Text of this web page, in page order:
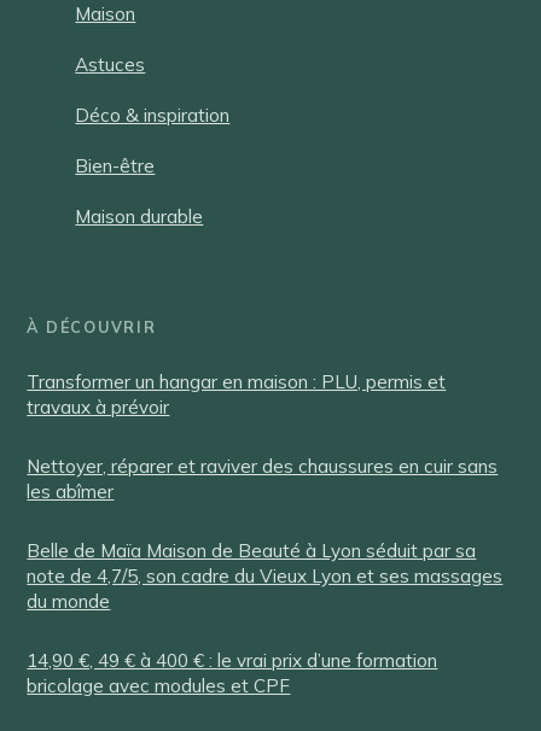
Maison
Astuces
Déco & inspiration
Bien-être
Maison durable
À DÉCOUVRIR
Transformer un hangar en maison : PLU, permis et
travaux à prévoir
Nettoyer, réparer et raviver des chaussures en cuir sans
les abîmer
Belle de Maïa Maison de Beauté à Lyon séduit par sa
note de 4,7/5, son cadre du Vieux Lyon et ses massages
du monde
14,90 €, 49 € à 400 € : le vrai prix d’une formation
bricolage avec modules et CPF